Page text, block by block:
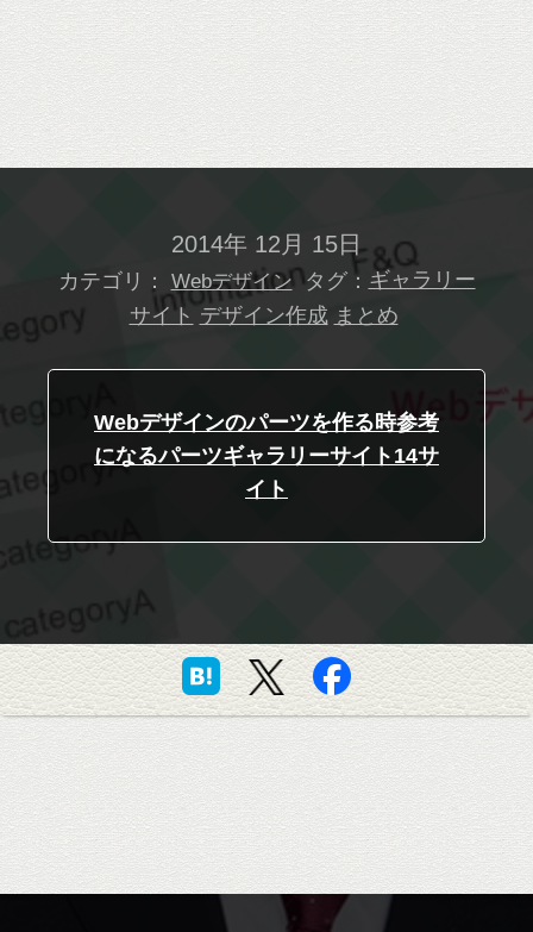
2014年 12月 15日
カテゴリ： Webデザイン タグ： ギャラリー
サイト デザイン作成 まとめ
Webデザインのパーツを作る時参考
になるパーツギャラリーサイト14サ
イト